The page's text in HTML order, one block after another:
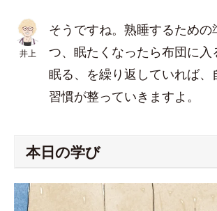
井上
そうですね。熟睡するための
つ、眠たくなったら布団に入
眠る、を繰り返していれば、
習慣が整っていきますよ。
本日の学び